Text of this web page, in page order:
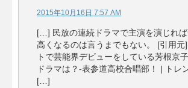
2015年10月16日 7:57 AM
[…] 民放の連続ドラマで主演を演じれ
高くなるのは言うまでもない。 [引用元
トで芸能界デビューをしている芳根京
ドラマは？-表参道高校合唱部！ | トレ
[…]